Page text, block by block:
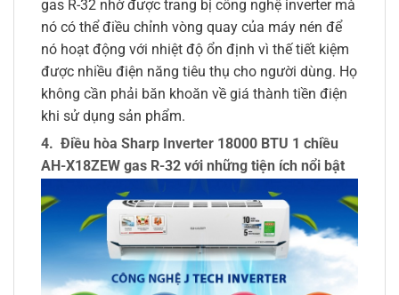
gas R-32 nhờ được trang bị công nghệ inverter mà
nó có thể điều chỉnh vòng quay của máy nén để
nó hoạt động với nhiệt độ ổn định vì thế tiết kiệm
được nhiều điện năng tiêu thụ cho người dùng. Họ
không cần phải băn khoăn về giá thành tiền điện
khi sử dụng sản phẩm.
4. Điều hòa Sharp Inverter 18000 BTU 1 chiều
AH-X18ZEW gas R-32 với những tiện ích nổi bật